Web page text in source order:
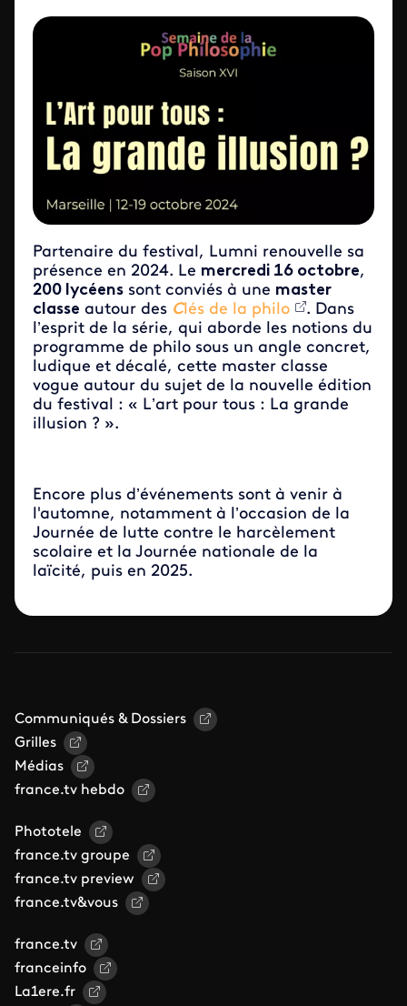
Partenaire du festival, Lumni renouvelle sa
présence en 2024. Le mercredi 16 octobre,
200 lycéens sont conviés à une master
classe autour des Clés de la philo
. Dans
l’esprit de la série, qui aborde les notions du
programme de philo sous un angle concret,
ludique et décalé, cette master classe
vogue autour du sujet de la nouvelle édition
du festival : « L’art pour tous : La grande
illusion ? ».
Encore plus d’événements sont à venir à
l'automne, notamment à l’occasion de la
Journée de lutte contre le harcèlement
scolaire et la Journée nationale de la
laïcité, puis en 2025.
Communiqués & Dossiers
Grilles
Médias
france.tv hebdo
Phototele
france.tv groupe
france.tv preview
france.tv&vous
france.tv
franceinfo
La1ere.fr